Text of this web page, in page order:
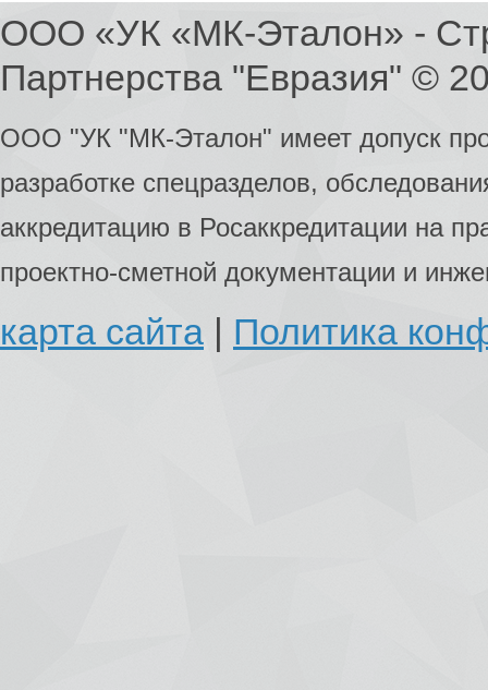
ООО «УК «МК-Эталон» -
Партнерства "Евразия" ©
ООО "УК "МК-Эталон" имеет допуск
разработке спецразделов,
аккредитацию в Росаккредитации на
проектно-сметной документации и
карта сайта Политика